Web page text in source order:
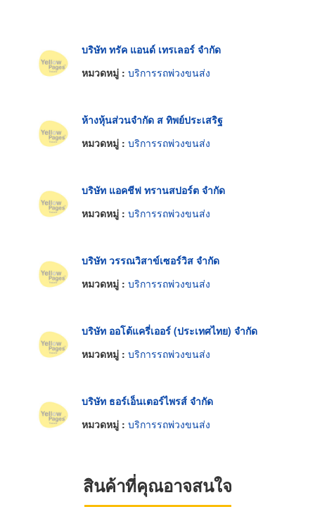
บริษัท ทรัค แอนด์ เทรเลอร์ จำกัด
หมวดหมู่ : บริการรถพ่วงขนส่ง
ห้างหุ้นส่วนจำกัด ส ทิพย์ประเสริฐ
หมวดหมู่ : บริการรถพ่วงขนส่ง
บริษัท แอคชีฟ ทรานสปอร์ต จำกัด
หมวดหมู่ : บริการรถพ่วงขนส่ง
บริษัท วรรณวิสาข์เซอร์วิส จำกัด
หมวดหมู่ : บริการรถพ่วงขนส่ง
บริษัท ออโต้แครี่เออร์ (ประเทศไทย) จำกัด
หมวดหมู่ : บริการรถพ่วงขนส่ง
บริษัท ธอร์เอ็นเตอร์ไพรส์ จำกัด
หมวดหมู่ : บริการรถพ่วงขนส่ง
สินค้าที่คุณอาจสนใจ